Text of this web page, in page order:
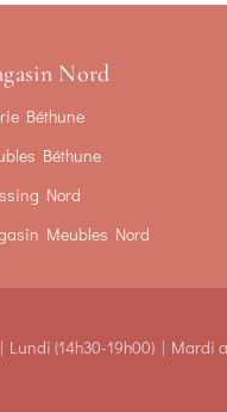
Nord
Béthune
Béthune
Nord
Meubles Nord
| Lundi (14h30-19h00) | Mardi